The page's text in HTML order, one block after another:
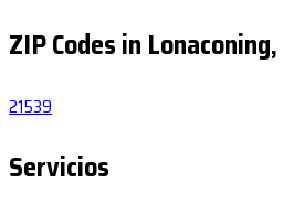
ZIP Codes in
21539
Servicios